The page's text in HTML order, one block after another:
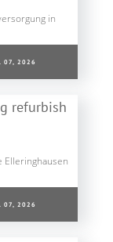
in
07, 2026
Elleringhausen
07, 2026